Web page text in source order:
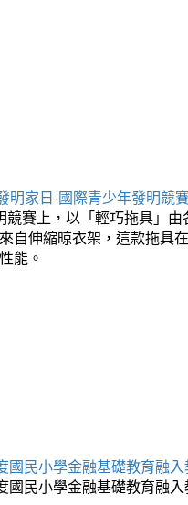
明家日-國際青少年發明競
賽上，以「輕巧拖具」
自伸縮晾衣架，這款拖具
能。
民小學金融基礎教育融
民小學金融基礎教育融